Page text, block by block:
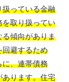
っている金融
取り扱ってい
傾向がありま
回避するため
に、連帯債務
ります。住宅